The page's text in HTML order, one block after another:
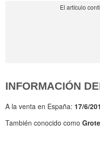
INFORMACIÓN
A la venta en España: 17/6/
También conocido como